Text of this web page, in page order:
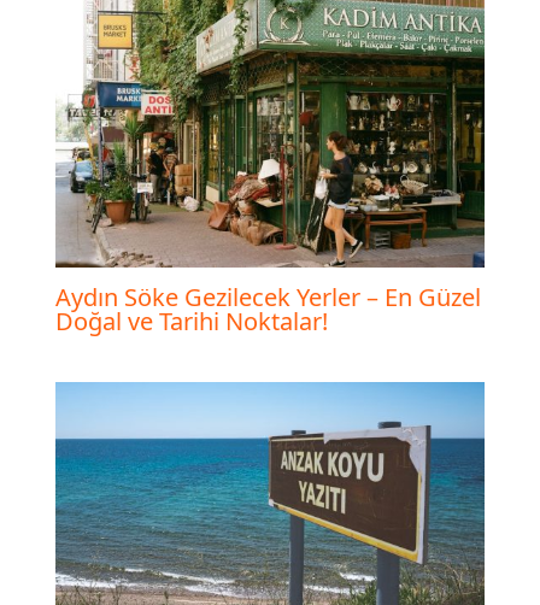
Aydın Söke Gezilecek Yerler – En Güzel
Doğal ve Tarihi Noktalar!